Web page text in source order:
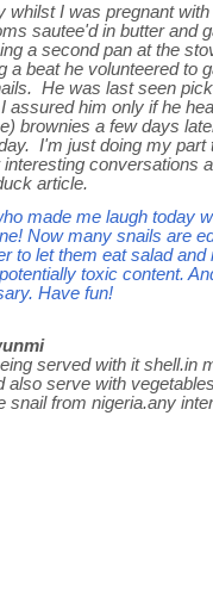
whilst I was pregnant
sautee'd in butter and
a second pan at the
a beat he volunteered to
He was last seen
assured him only if he
brownies a few days
I'm just doing my part
conversations
article.
made me laugh today
Now many snails are
to let them eat salad
toxic content.
Have fun!
served with it shell.in
also serve with
snail from nigeria.any